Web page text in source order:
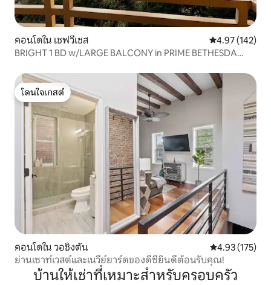
คอนโดใน เชฟวีเชส คะแนนเฉลี่ย
4.97 (142)
BRIGHT 1 BD w/LARGE BALCONY in PRIME BETHESDA
โดนใจเกสต์
โดนใจเกสต์
คอนโดใน วอชิงตัน คะแนนเฉลี่ย
4.93 (175)
ย่านเซาท์เวสต์และเนวีย์ยาร์ดของดีซียินดีต้อนรับคุณ!
บ้านให้เช่าที่เหมาะสำหรับครอบครัว